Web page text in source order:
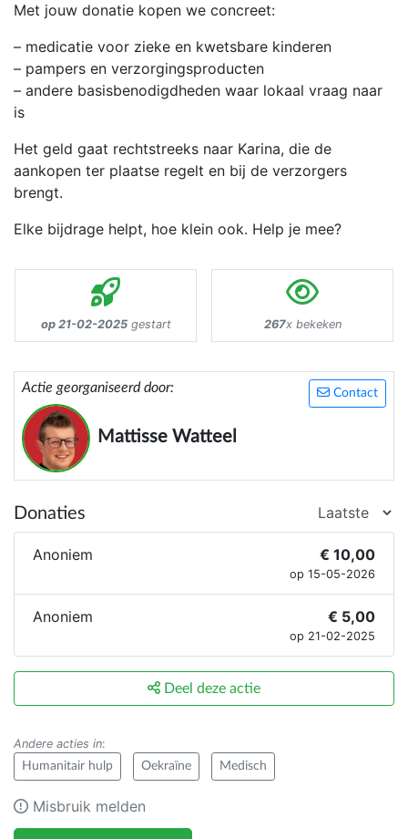
Met jouw donatie kopen we concreet:
– medicatie voor zieke en kwetsbare kinderen
– pampers en verzorgingsproducten
– andere basisbenodigdheden waar lokaal vraag naar
is
Het geld gaat rechtstreeks naar Karina, die de
aankopen ter plaatse regelt en bij de verzorgers
brengt.
Elke bijdrage helpt, hoe klein ook. Help je mee?
op 21-02-2025gestart 267x bekeken
Contact
Actie georganiseerd door:
Mattisse Watteel
Donaties
Anoniem € 10,00
op 15-05-2026
Anoniem € 5,00
op 21-02-2025
Deel deze actie
Andere acties in:
Humanitair hulp Oekraïne Medisch
Misbruik melden